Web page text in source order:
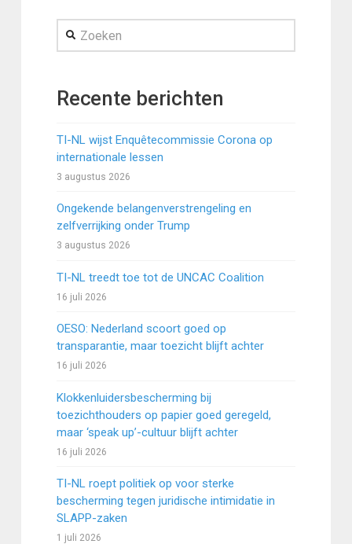
Zoeken
Recente berichten
TI-NL wijst Enquêtecommissie Corona op
internationale lessen
3 augustus 2026
Ongekende belangenverstrengeling en
zelfverrijking onder Trump
3 augustus 2026
TI-NL treedt toe tot de UNCAC Coalition
16 juli 2026
OESO: Nederland scoort goed op
transparantie, maar toezicht blijft achter
16 juli 2026
Klokkenluidersbescherming bij
toezichthouders op papier goed geregeld,
maar ‘speak up’-cultuur blijft achter
16 juli 2026
TI-NL roept politiek op voor sterke
bescherming tegen juridische intimidatie in
SLAPP-zaken
1 juli 2026